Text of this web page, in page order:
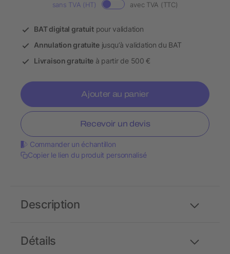
sans TVA (HT) avec TVA (TTC)
BAT digital gratuitpour validation
Annulation gratuitejusqu’à validation du BAT
Livraison gratuite à partir de 500 €
Ajouter au panier
Recevoir un devis
Commander un échantillon
Copier le lien du produit personnalisé
Détails
Description